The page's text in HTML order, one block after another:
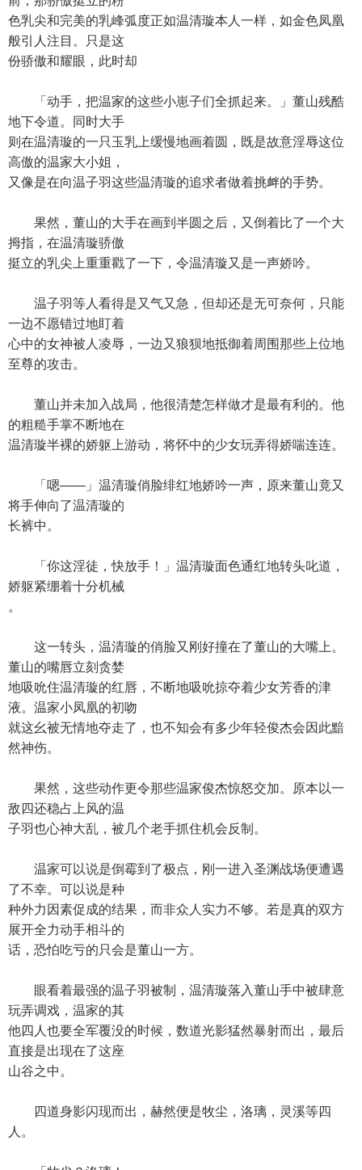
色乳尖和完美的乳峰弧度正如温清璇本人一样，如金色凤凰
般引人注目。只是这
份骄傲和耀眼，此时却
「动手，把温家的这些小崽子们全抓起来。」董山残酷
地下令道。同时大手
则在温清璇的一只玉乳上缓慢地画着圆，既是故意淫辱这位
高傲的温家大小姐，
又像是在向温子羽这些温清璇的追求者做着挑衅的手势。
果然，董山的大手在画到半圆之后，又倒着比了一个大
拇指，在温清璇骄傲
挺立的乳尖上重重戳了一下，令温清璇又是一声娇吟。
温子羽等人看得是又气又急，但却还是无可奈何，只能
一边不愿错过地盯着
心中的女神被人凌辱，一边又狼狈地抵御着周围那些上位地
至尊的攻击。
董山并未加入战局，他很清楚怎样做才是最有利的。他
的粗糙手掌不断地在
温清璇半裸的娇躯上游动，将怀中的少女玩弄得娇喘连连。
「嗯——」温清璇俏脸绯红地娇吟一声，原来董山竟又
将手伸向了温清璇的
长裤中。
「你这淫徒，快放手！」温清璇面色通红地转头叱道，
娇躯紧绷着十分机械
。
这一转头，温清璇的俏脸又刚好撞在了董山的大嘴上。
董山的嘴唇立刻贪婪
地吸吮住温清璇的红唇，不断地吸吮掠夺着少女芳香的津
液。温家小凤凰的初吻
就这幺被无情地夺走了，也不知会有多少年轻俊杰会因此黯
然神伤。
果然，这些动作更令那些温家俊杰惊怒交加。原本以一
敌四还稳占上风的温
子羽也心神大乱，被几个老手抓住机会反制。
温家可以说是倒霉到了极点，刚一进入圣渊战场便遭遇
了不幸。可以说是种
种外力因素促成的结果，而非众人实力不够。若是真的双方
展开全力动手相斗的
话，恐怕吃亏的只会是董山一方。
眼看着最强的温子羽被制，温清璇落入董山手中被肆意
玩弄调戏，温家的其
他四人也要全军覆没的时候，数道光影猛然暴射而出，最后
直接是出现在了这座
山谷之中。
四道身影闪现而出，赫然便是牧尘，洛璃，灵溪等四
人。